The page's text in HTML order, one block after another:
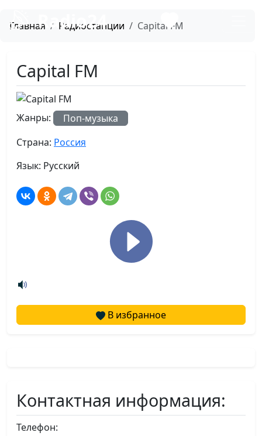
Radio24
Главная Радиостанции Capital FM
Capital FM
Жанры:
Поп-музыка
Страна: Россия
Язык: Русский
В избранное
Контактная информация:
Телефон: